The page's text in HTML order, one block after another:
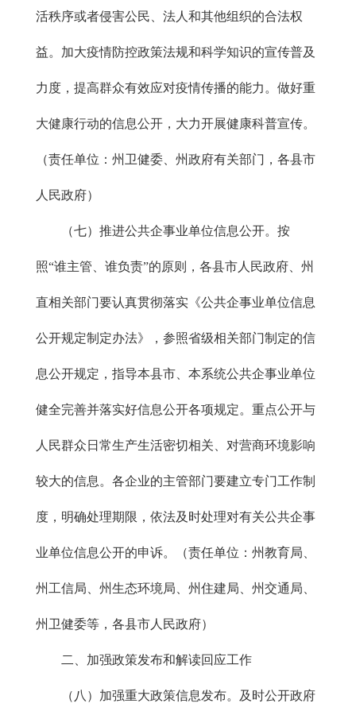
活秩序或者侵害公民、法人和其他组织的合法权
益。加大疫情防控政策法规和科学知识的宣传普及
力度，提高群众有效应对疫情传播的能力。做好重
大健康行动的信息公开，大力开展健康科普宣传。
（责任单位：州卫健委、州政府有关部门，各县市
人民政府）
（七）推进公共企事业单位信息公开。按
照“谁主管、谁负责”的原则，各县市人民政府、州
直相关部门要认真贯彻落实《公共企事业单位信息
公开规定制定办法》，参照省级相关部门制定的信
息公开规定，指导本县市、本系统公共企事业单位
健全完善并落实好信息公开各项规定。重点公开与
人民群众日常生产生活密切相关、对营商环境影响
较大的信息。各企业的主管部门要建立专门工作制
度，明确处理期限，依法及时处理对有关公共企事
业单位信息公开的申诉。（责任单位：州教育局、
州工信局、州生态环境局、州住建局、州交通局、
州卫健委等，各县市人民政府）
二、加强政策发布和解读回应工作
（八）加强重大政策信息发布。及时公开政府